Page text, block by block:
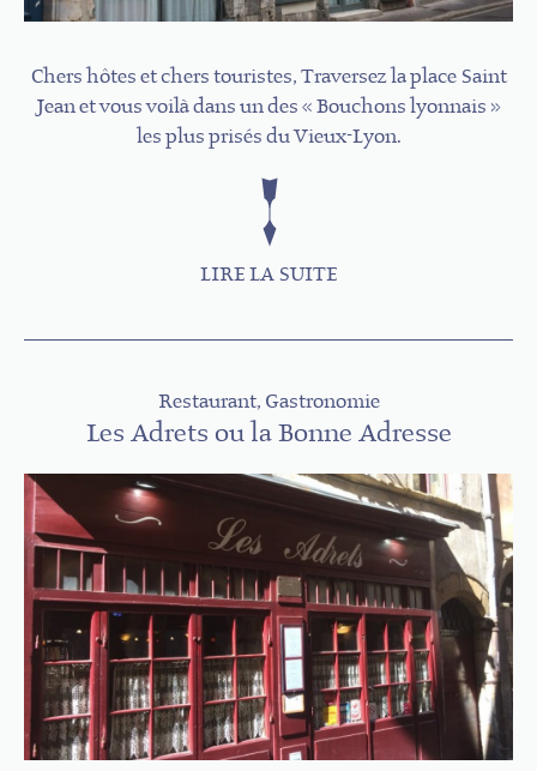
Chers hôtes et chers touristes, Traversez la place Saint
Jean et vous voilà dans un des « Bouchons lyonnais »
les plus prisés du Vieux-Lyon.
LIRE LA SUITE
Restaurant, Gastronomie
Les Adrets ou la Bonne Adresse